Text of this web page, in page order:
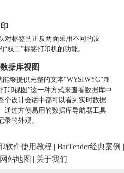
对标签的正反两面采用不同的设
双工”标签打印机的功能。
据库视图
能够提供完整的文本“WYSIWYG”显
印视图”这一种方式来查看数据库中
个设计会话中都可以看到实时数据
通过方便易用的数据库导航器工具
的外观。
软件使用教程 | BarTender经典案例 |
网站地图 | 关于我们